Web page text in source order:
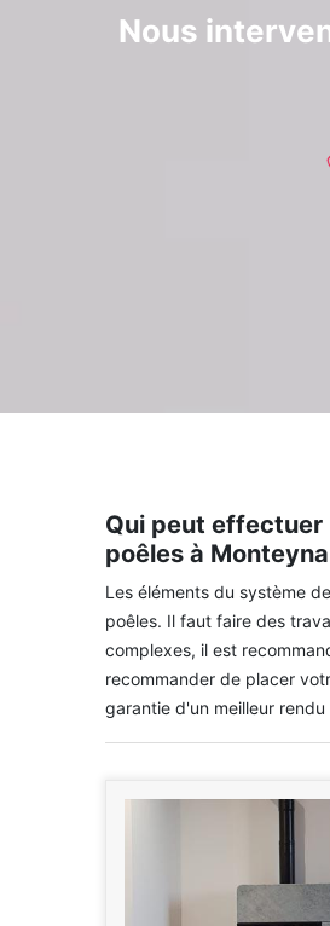
Nous
Qui peut effectuer
poêles à
Les éléments du système
poêles. Il faut faire des
complexes, il est
recommander de placer
garantie d'un meilleur